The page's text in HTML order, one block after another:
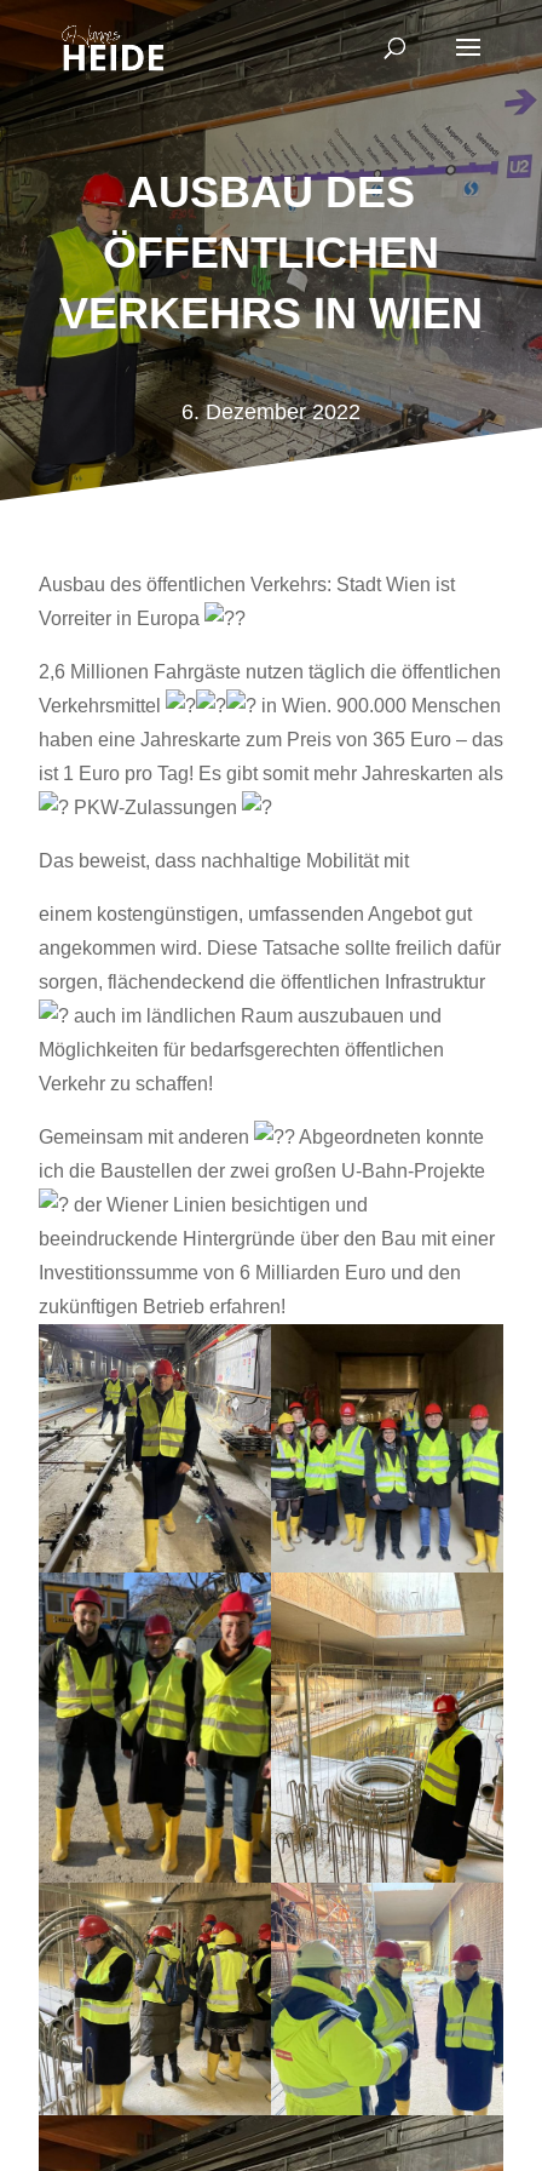
AUSBAU DES
ÖFFENTLICHEN
VERKEHRS IN WIEN
6. Dezember 2022
Ausbau des öffentlichen Verkehrs: Stadt Wien ist
Vorreiter in Europa
2,6 Millionen Fahrgäste nutzen täglich die öffentlichen
Verkehrsmittel
in Wien. 900.000 Menschen
haben eine Jahreskarte zum Preis von 365 Euro – das
ist 1 Euro pro Tag! Es gibt somit mehr Jahreskarten als
PKW-Zulassungen
Das beweist, dass nachhaltige Mobilität mit
einem kostengünstigen, umfassenden Angebot gut
angekommen wird. Diese Tatsache sollte freilich dafür
sorgen, flächendeckend die öffentlichen Infrastruktur
auch im ländlichen Raum auszubauen und
Möglichkeiten für bedarfsgerechten öffentlichen
Verkehr zu schaffen!
Gemeinsam mit anderen
Abgeordneten konnte
ich die Baustellen der zwei großen U-Bahn-Projekte
der Wiener Linien besichtigen und
beeindruckende Hintergründe über den Bau mit einer
Investitionssumme von 6 Milliarden Euro und den
zukünftigen Betrieb erfahren!